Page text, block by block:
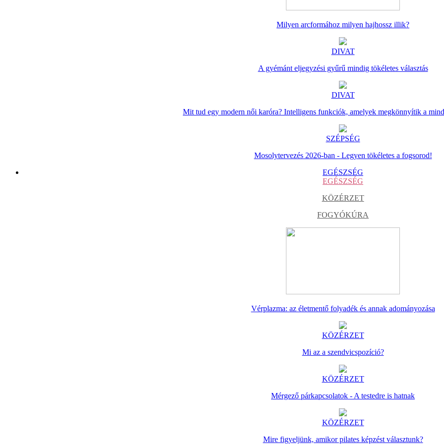
Milyen arcformához milyen hajhossz illik?
DIVAT
A gyémánt eljegyzési gyűrű mindig tökéletes választás
DIVAT
Mit tud egy modern női karóra? Intelligens funkciók, amelyek megkönnyítik a
SZÉPSÉG
Mosolytervezés 2026-ban - Legyen tökéletes a fogsorod!
EGÉSZSÉG
EGÉSZSÉG
KÖZÉRZET
FOGYÓKÚRA
Vérplazma: az életmentő folyadék és annak adományozása
KÖZÉRZET
Mi az a szendvicspozíció?
KÖZÉRZET
Mérgező párkapcsolatok - A testedre is hatnak
KÖZÉRZET
Mire figyeljünk, amikor pilates képzést választunk?